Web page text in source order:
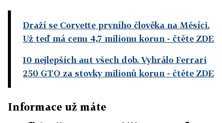
Draží se Corvette prvního člověka na Měsíci.
Už teď má cenu 4,7 milionu korun- čtěte ZDE
10 nejlepších aut všech dob. Vyhrálo Ferrari
250 GTO za stovky milionů korun- čtěte ZDE
Informace už máte